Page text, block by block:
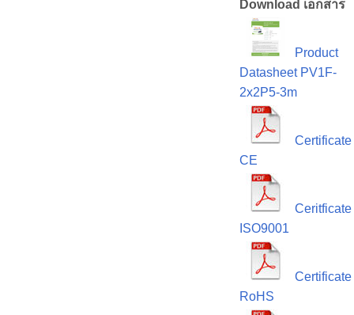
Download เอกสาร
Product
Datasheet PV1F-
2x2P5-3m
Certificate
CE
Ceritficate
ISO9001
Certificate
RoHS